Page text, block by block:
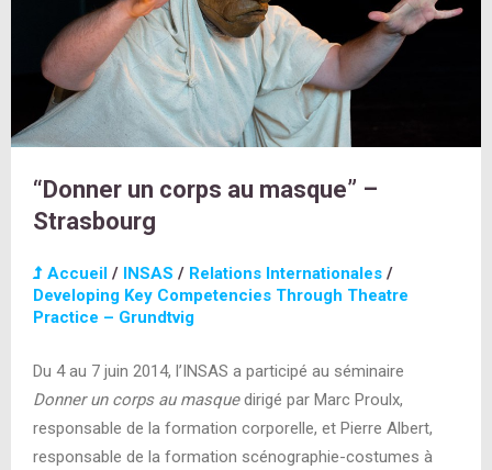
“Donner un corps au masque” –
Strasbourg
Accueil / INSAS / Relations Internationales /
Developing Key Competencies Through Theatre
Practice – Grundtvig
Du 4 au 7 juin 2014, l’INSAS a participé au séminaire
Donner un corps au masquedirigé par Marc Proulx,
responsable de la formation corporelle, et Pierre Albert,
responsable de la formation scénographie-costumes à